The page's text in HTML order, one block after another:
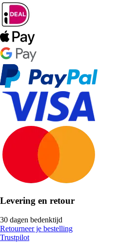
Levering en retour
30 dagen bedenktijd
Retourneer je bestelling
Trustpilot